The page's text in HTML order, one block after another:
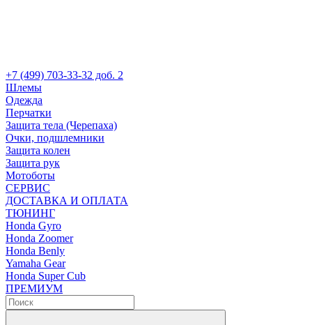
+7 (499) 703-33-32 доб. 2
Шлемы
Одежда
Перчатки
Защита тела (Черепаха)
Очки, подшлемники
Защита колен
Защита рук
Мотоботы
СЕРВИС
ДОСТАВКА И ОПЛАТА
ТЮНИНГ
Honda Gyro
Honda Zoomer
Honda Benly
Yamaha Gear
Honda Super Cub
ПРЕМИУМ